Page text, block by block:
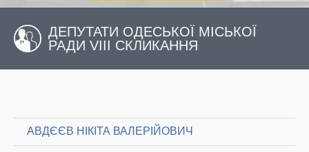
ДЕПУТАТИ ОДЕСЬКОЇ МІСЬКОЇ
РАДИ VIII СКЛИКАННЯ
АВДЄЄВ НІКІТА ВАЛЕРІЙОВИЧ